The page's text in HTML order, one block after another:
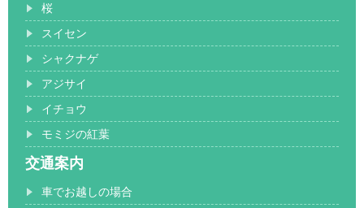
桜
スイセン
シャクナゲ
アジサイ
イチョウ
モミジの紅葉
交通案内
車でお越しの場合